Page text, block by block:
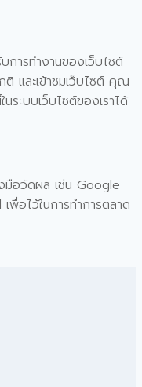
การทำงานของเว็บไซต์
และเข้าชมเว็บไซต์ คุณ
ระบบเว็บไซต์ของเราได้
มือวัดผล เช่น Google
อไว้ในการทำการตลาด